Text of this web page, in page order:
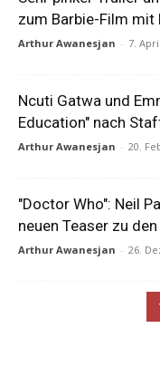
zum Barbie-Film mit
Arthur Awanesjan - 7.
Ncuti Gatwa und
Education" nach
Arthur Awanesjan - 20.
"Doctor Who": Neil
neuen Teaser zu
Arthur Awanesjan - 26.